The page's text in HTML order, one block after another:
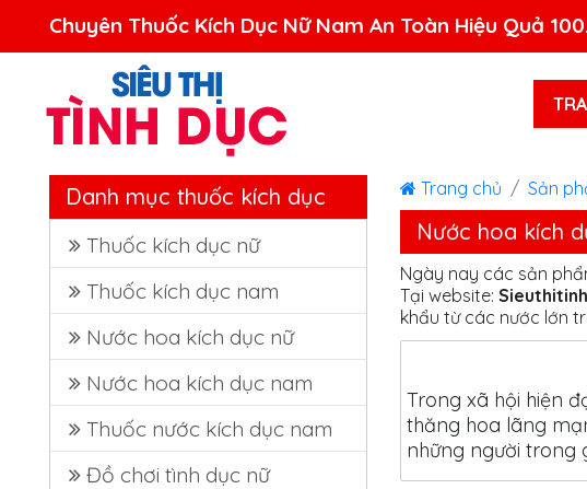
Trang chủ Sản
Nước hoa kích
Ngày nay các sản
Tại website:
khẩu từ các nước lớn
Trong xã hội hiện
thăng hoa lãng
những người trong
Danh mục thuốc kích dục
Thuốc kích dục nữ
Thuốc kích dục nam
Nước hoa kích dục nữ
Nước hoa kích dục nam
Thuốc nước kích dục nam
Đồ chơi tình dục nữ